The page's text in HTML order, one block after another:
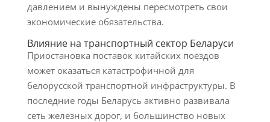
давлением и вынуждены пересмотреть свои
экономические обязательства.
Влияние на транспортный сектор Беларуси
Приостановка поставок китайских поездов
может оказаться катастрофичной для
белорусской транспортной инфраструктуры. В
последние годы Беларусь активно развивала
сеть железных дорог, и большинство новых